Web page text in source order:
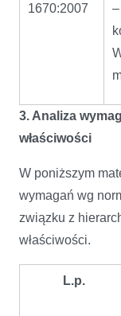
1670:2007
3. Analiza
właściwości
W poniższym
wymagań wg
związku z
właściwości.
L.p.